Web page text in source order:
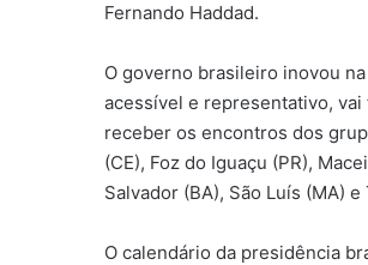
Fernando Haddad.
O governo brasileiro inovou
acessível e representativo,
receber os encontros dos
(CE), Foz do Iguaçu (PR),
Salvador (BA), São Luís (MA) e
O calendário da presidência